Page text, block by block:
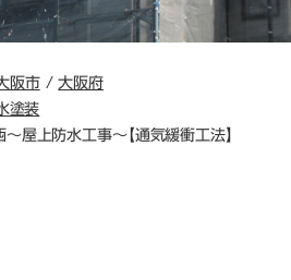
阪市/大阪府
塗装
屋上防水工事～【通気緩衝工法】